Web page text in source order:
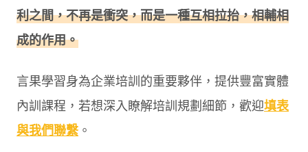
利之間，不再是衝突，而是一種互相拉抬，相輔相
成的作用。
言果學習身為企業培訓的重要夥伴，提供豐富實體
內訓課程，若想深入瞭解培訓規劃細節，歡迎填表
與我們聯繫。